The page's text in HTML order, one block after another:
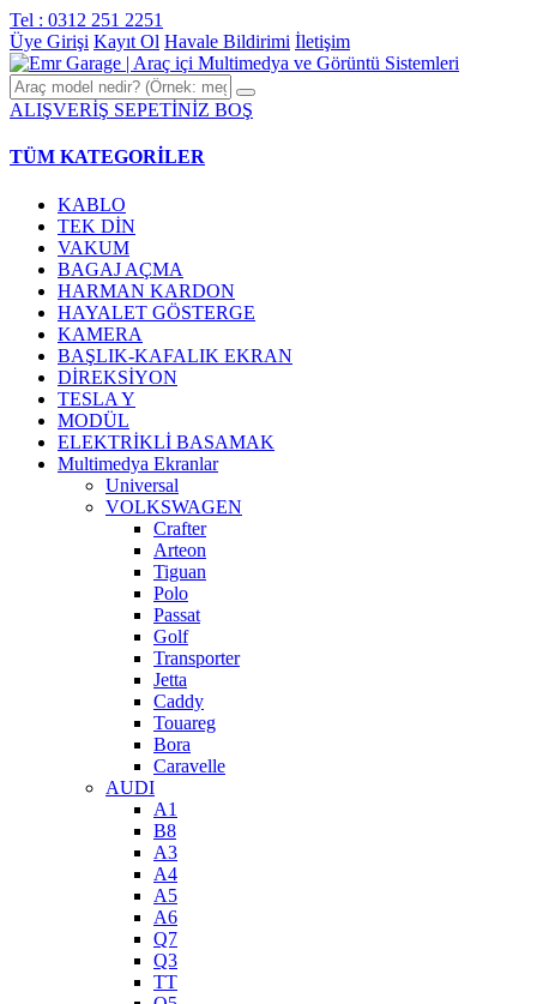
Tel : 0312 251 2251
Üye Girişi Kayıt Ol Havale Bildirimi İletişim
ALIŞVERİŞ SEPETİNİZ BOŞ
TÜM KATEGORİLER
KABLO
TEK DİN
VAKUM
BAGAJ AÇMA
HARMAN KARDON
HAYALET GÖSTERGE
KAMERA
BAŞLIK-KAFALIK EKRAN
DİREKSİYON
TESLA Y
MODÜL
ELEKTRİKLİ BASAMAK
Multimedya Ekranlar
Universal
VOLKSWAGEN
Crafter
Arteon
Tiguan
Polo
Passat
Golf
Transporter
Jetta
Caddy
Touareg
Bora
Caravelle
AUDI
A1
B8
A3
A4
A5
A6
Q7
Q3
TT